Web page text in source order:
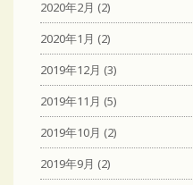
2020年2月 (2)
2020年1月 (2)
2019年12月 (3)
2019年11月 (5)
2019年10月 (2)
2019年9月 (2)